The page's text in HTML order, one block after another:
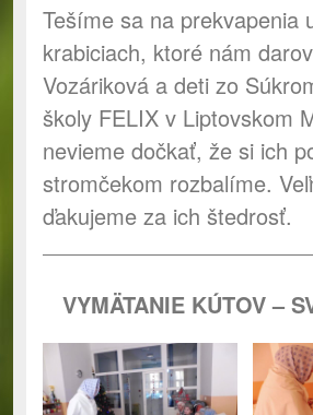
Tešíme sa na prekvapenia
krabiciach, ktoré nám
Vozáriková a deti zo
školy FELIX v Liptovskom
nevieme dočkať, že si ich
stromčekom rozbalíme.
ďakujeme za ich štedrosť.
VYMÄTANIE KÚTOV –